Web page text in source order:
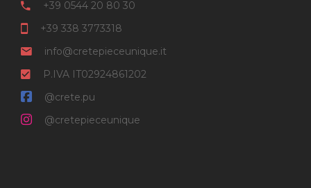
+39 0544 20 80 30
+39 338 3773318
info@cretepieceunique.it
P.IVA IT02924861202
@crete.pu
@cretepieceunique